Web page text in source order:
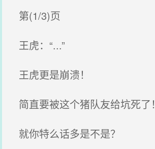
第(1/3)页
王虎：“...”
王虎更是崩溃！
简直要被这个猪队友给坑死了！
就你特么话多是不是？